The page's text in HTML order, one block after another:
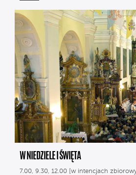
W NIEDZIELE I ŚWIĘTA
7.00, 9.30, 12.00 [w intencjach